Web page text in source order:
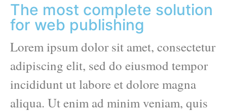
The most complete solution
for web publishing
Lorem ipsum dolor sit amet, consectetur
adipiscing elit, sed do eiusmod tempor
incididunt ut labore et dolore magna
aliqua. Ut enim ad minim veniam, quis